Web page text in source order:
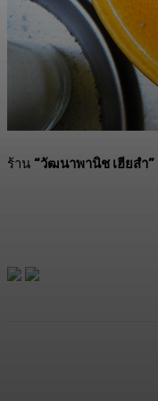
ร้าน “วัฒนาพานิช เฮียสำ”